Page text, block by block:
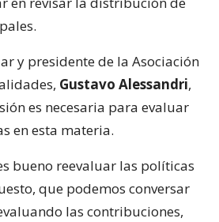
y presidente de la Asociación
Gustavo Alessandri,
es necesaria para evaluar
en esta materia.
bueno reevaluar las políticas
que podemos conversar
las contribuciones,